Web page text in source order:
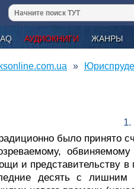
АУДИОКНИГИ ЖАНРЫ
было принято
и представительству в
десять с лишним